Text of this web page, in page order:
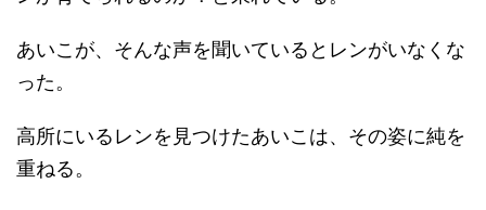
あいこが、そんな声を聞いているとレンがいなくな
った。
高所にいるレンを見つけたあいこは、その姿に純を
重ねる。